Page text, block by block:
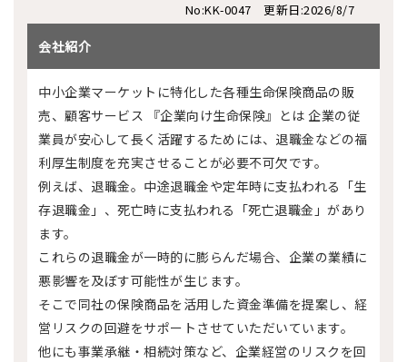
No:KK-0047 更新日:2026/8/7
会社紹介
中小企業マーケットに特化した各種生命保険商品の販
売、顧客サービス 『企業向け生命保険』とは 企業の従
業員が安心して長く活躍するためには、退職金などの福
利厚生制度を充実させることが必要不可欠です。
例えば、退職金。中途退職金や定年時に支払われる「生
存退職金」、死亡時に支払われる「死亡退職金」があり
ます。
これらの退職金が一時的に膨らんだ場合、企業の業績に
悪影響を及ぼす可能性が生じます。
そこで同社の保険商品を活用した資金準備を提案し、経
営リスクの回避をサポートさせていただいています。
他にも事業承継・相続対策など、企業経営のリスクを回